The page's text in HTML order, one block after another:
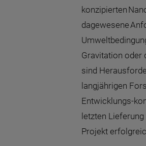
konzipierten
dagewesene
Gravitation oder
sind
langjährigen
Entwicklungs-
letzten
Projekt